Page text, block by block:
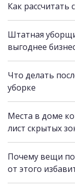
Как рассчитать
Штатная
выгоднее
Что делать
уборке
Места в доме
лист скрытых
Почему вещи
от этого